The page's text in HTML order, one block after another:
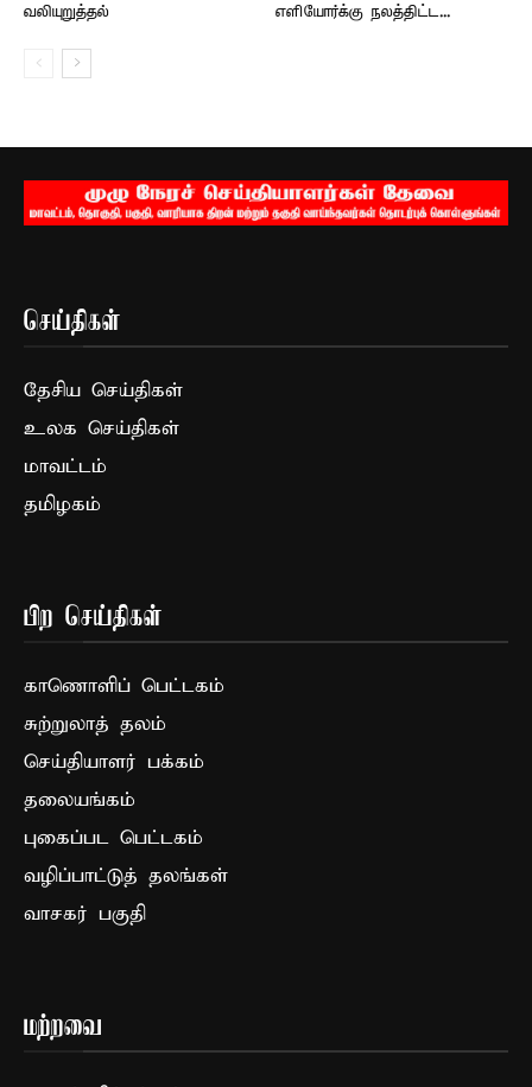
வலியுறுத்தல்
எளியோர்க்கு நலத்திட்ட...
செய்திகள்
தேசிய செய்திகள்
உலக செய்திகள்
மாவட்டம்
தமிழகம்
பிற செய்திகள்
காணொளிப் பெட்டகம்
சுற்றுலாத் தலம்
செய்தியாளர் பக்கம்
தலையங்கம்
புகைப்பட பெட்டகம்
வழிப்பாட்டுத் தலங்கள்
வாசகர் பகுதி
மற்றவை